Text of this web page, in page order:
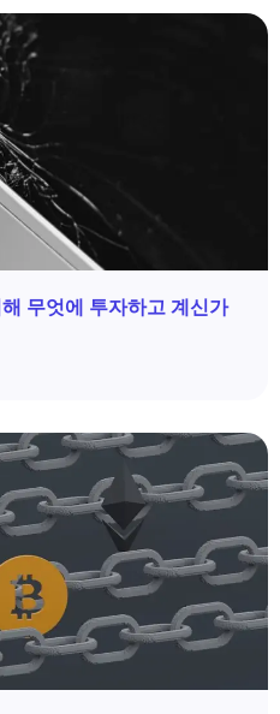
무엇에 투자하고 계신가